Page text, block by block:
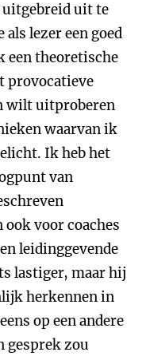
uit te
lezer een goed
een theoretische
provocatieve
wilt uitproberen
waarvan ik
Ik heb het
van
ook voor coaches
leidinggevende
lastiger, maar hij
herkennen in
op een andere
gesprek zou